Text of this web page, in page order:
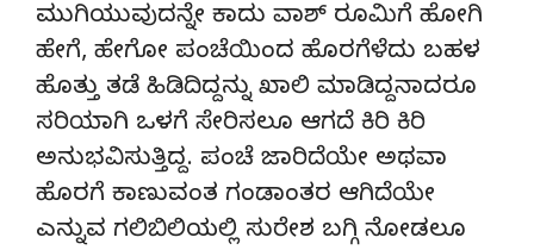
ಮುಗಿಯುವುದನ್ನೇ ಕಾದು ವಾಶ್‌ ರೂಮಿಗೆ ಹೋಗಿ
ಹೇಗೆ, ಹೇಗೋ ಪಂಚೆಯಿಂದ ಹೊರಗೆಳೆದು ಬಹಳ
ಹೊತ್ತು ತಡೆ ಹಿಡಿದಿದ್ದನ್ನು ಖಾಲಿ ಮಾಡಿದ್ದನಾದರೂ
ಸರಿಯಾಗಿ ಒಳಗೆ ಸೇರಿಸಲೂ ಆಗದೆ ಕಿರಿ ಕಿರಿ
ಅನುಭವಿಸುತ್ತಿದ್ದ. ಪಂಚೆ ಜಾರಿದೆಯೇ ಅಥವಾ
ಹೊರಗೆ ಕಾಣುವಂತ ಗಂಡಾಂತರ ಆಗಿದೆಯೇ
ಎನ್ನುವ ಗಲಿಬಿಲಿಯಲ್ಲಿ ಸುರೇಶ ಬಗ್ಗಿ ನೋಡಲೂ